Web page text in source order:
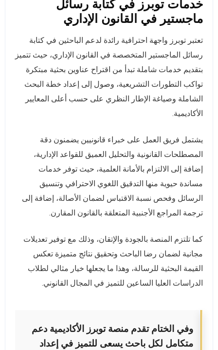
خدمات توبرز في كتابة رسائل
ماجستير في القانون الإداري
تعتبر توبرز واجهة احترافية رائدة لدعم الباحثين في كتابة
رسائل الماجستير المتخصصة في القانون الإداري، حيث تتميز
بتقديم خدمات شاملة تبدأ من اقتراح عناوين بحثية مبتكرة
تواكب التطورات التشريعية، وصول إلى إعداد خطة البحث
الشاملة وصياغة الإطار النظري على حسب أعلى المعايير
الأكاديمية.
يشتمل فريق العمل على خبراء قانونيين يضمنون دقة
المصطلحات القانونية والتحليل العميق للقواعد الإدارية،
إضافة إلى الالتزام بالأمانة العلمية، حيث توفر خدمات
مساندة حيوية منها التدقيق اللغوي الاحترافي وتنسيق
الرسائل وفحص نسبة الاقتباس لضمان الأصالة، إضافة إلى
ترجمة المراجع الأجنبية المتعلقة بالقانون المقارن.
كما تلتزم المنصة بالجودة والإتقان، وذلك مع توفير تعديلات
مجانية لضمان رضا الباحث وتحقيق نتائج متميزة تعكس
القيمة البحثية للرسالة، وهذا ما يجعلها خيار مثالي لطلاب
الدراسات العليا الساعين للتميز في المجال القانوني.
وفي الختام تقدم منصة توبرز الأكاديمية دعم
متكامل لكل باحث يسعى للتميز في إعداد